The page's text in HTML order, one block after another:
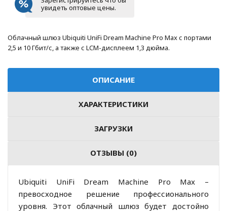
увидеть оптовые цены.
Облачный шлюз Ubiquiti UniFi Dream Machine Pro Max с портами
2,5 и 10 Гбит/с, а также с LCM-дисплеем 1,3 дюйма.
ОПИСАНИЕ
ХАРАКТЕРИСТИКИ
ЗАГРУЗКИ
ОТЗЫВЫ (0)
Ubiquiti UniFi Dream Machine Pro Max –
превосходное решение профессионального
уровня. Этот облачный шлюз будет достойно